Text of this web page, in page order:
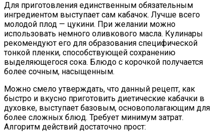
Для приготовления единственным обязательным
ингредиентом выступает сам кабачок. Лучше всего
молодой плод — цукини. При желании можно
использовать немного оливкового масла. Кулинары
рекомендуют его для образования специфической
тонкой пленки, способствующей сохранению
выделяющегося сока. Блюдо с корочкой получается
более сочным, насыщенным.
Можно смело утверждать, что данный рецепт, как
быстро и вкусно приготовить диетические кабачки в
духовке, выступает базовым, основополагающим для
более сложных блюд. Требует минимум затрат.
Алгоритм действий достаточно прост: